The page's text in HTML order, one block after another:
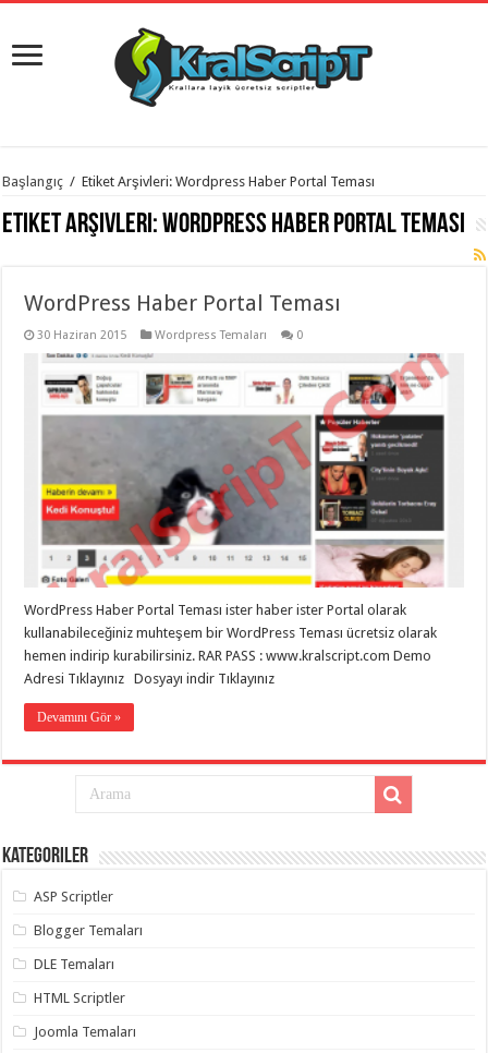
istanbul
evden
eve
gaziantep
evden
taşımacılık
taşımacılık,
gaziantep
taşımacılık,
gaziantep
taşımacılık,
gaziantep
evden
taşımacılık,
gaziantep
evden
taşımacılık,
gaziantep
asansörlü
evden
taşımacılık,
organizasyon,
organizasyon,
organizasyon,
Başlangıç / Etiket Arşivleri: Wordpress Haber Portal Teması
Etiket Arşivleri:Wordpress Haber Portal Teması
WordPress Haber Portal Teması
30 Haziran 2015 Wordpress Temaları 0
WordPress Haber Portal Teması ister haber ister Portal olarak
kullanabileceğiniz muhteşem bir WordPress Teması ücretsiz olarak
hemen indirip kurabilirsiniz. RAR PASS : www.kralscript.com Demo
Adresi Tıklayınız Dosyayı indir Tıklayınız
Devamını Gör »
Kategoriler
ASP Scriptler
Blogger Temaları
DLE Temaları
HTML Scriptler
Joomla Temaları